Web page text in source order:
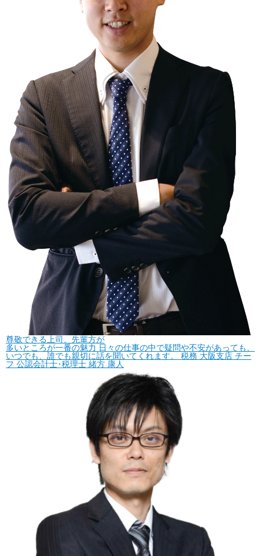
尊敬できる上司、先輩方が
多いところが一番の魅力 日々の仕事の中で疑問や不安があっても、
いつでも、誰でも親切に話を聞いてくれます。
税務 大阪支店 チー
フ 公認会計士･税理士 緒方 康人